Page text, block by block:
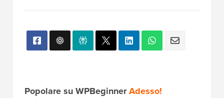
Popolare su WPBeginnerAdesso!